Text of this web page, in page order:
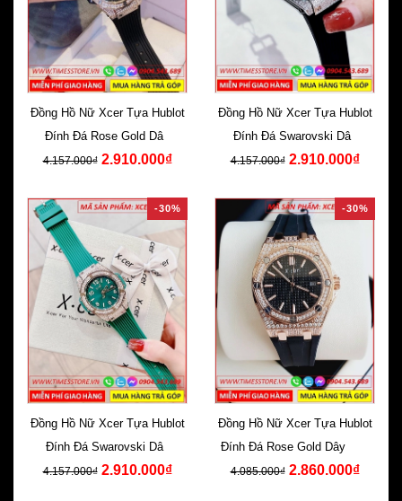
Đồng Hồ Nữ Xcer Tựa Hublot
Đính Đá Rose Gold Dây
Silicone Đen
4.157.000₫ 2.910.000₫
Đồng Hồ Nữ Xcer Tựa Hublot
Đính Đá Swarovski Dây
Silicone Đen
4.157.000₫ 2.910.000₫
-30%
Đồng Hồ Nữ Xcer Tựa Hublot
Đính Đá Swarovski Dây
Silicone Xanh
4.157.000₫ 2.910.000₫
-30%
Đồng Hồ Nữ Xcer Tựa Hublot
Đính Đá Rose Gold Dây Cao
Su Đen
4.085.000₫ 2.860.000₫